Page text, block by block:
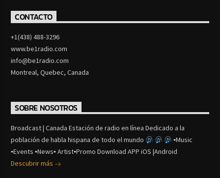
CONTACTO
+1(438) 488-3296
www.be1radio.com
info@be1radio.com
Montreal, Quebec, Canada
SOBRE NOSOTROS
Broadcast | Canada Estación de radio en línea Dedicado a la
población de habla hispana de todo el mundo
▪Music
▪Events ▪News▪ Artist▪Promo Download APP iOS |Android
Descubrir más